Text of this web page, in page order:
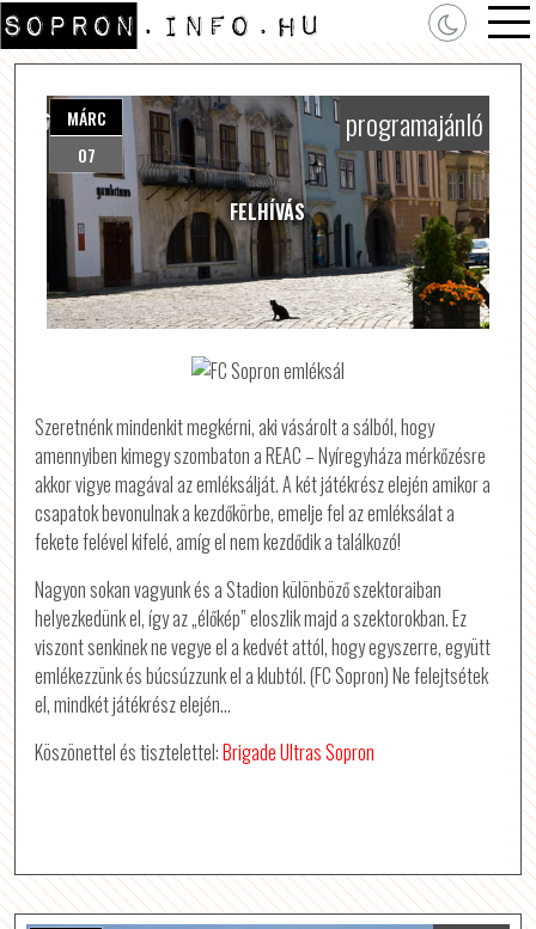
FELHÍVÁS
MÁRC
07
programajánló
Szeretnénk mindenkit megkérni, aki vásárolt a sálból, hogy
amennyiben kimegy szombaton a REAC – Nyíregyháza mérkőzésre
akkor vigye magával az emléksálját. A két játékrész elején amikor a
csapatok bevonulnak a kezdőkörbe, emelje fel az emléksálat a
fekete felével kifelé, amíg el nem kezdődik a találkozó!
Nagyon sokan vagyunk és a Stadion különböző szektoraiban
helyezkedünk el, így az „élőkép” eloszlik majd a szektorokban. Ez
viszont senkinek ne vegye el a kedvét attól, hogy egyszerre, együtt
emlékezzünk és búcsúzzunk el a klubtól. (FC Sopron) Ne felejtsétek
el, mindkét játékrész elején…
Köszönettel és tisztelettel:Brigade Ultras Sopron